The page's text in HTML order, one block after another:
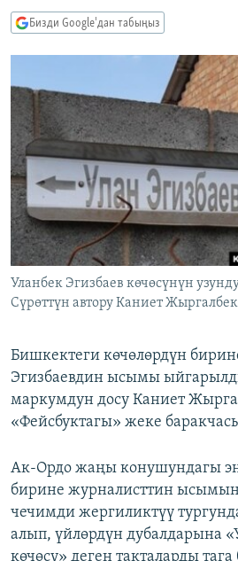
ЭКСПЕРТТЕР ТАЛДАЙТ
ДАНИСТЕ
ЭЖЕ-СИҢДИЛЕР
АЗАТТЫК+
ЫҢГАЙСЫЗ СУРООЛОР
ӨЗГӨЧӨ ПИКИР
Русский
ОНЛАЙН ШЕРИНЕ
ЭЕ/АРнун бардык сайттары
Бизди Google'дан табыңыз
Уланбек Эгизбаев көчөсүнүн
Сүрөттүн автору Каниет
Бишкектеги көчөлөрдүн
Эгизбаевдин ысымы
маркумдун досу Каниет
«Фейсбуктагы» жеке
Ак-Ордо жаңы конушундагы
бирине журналисттин
чечимди жергиликтүү
алып, үйлөрдүн дубалдарына
көчөсү» деген такталарды